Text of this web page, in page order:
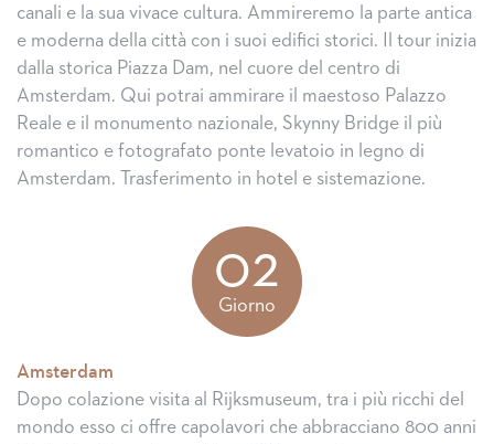
canali e la sua vivace cultura. Ammireremo la parte antica
e moderna della città con i suoi edifici storici. Il tour inizia
dalla storica Piazza Dam, nel cuore del centro di
Amsterdam. Qui potrai ammirare il maestoso Palazzo
Reale e il monumento nazionale, Skynny Bridge il più
romantico e fotografato ponte levatoio in legno di
Amsterdam. Trasferimento in hotel e sistemazione.
02
Giorno
Amsterdam
Dopo colazione visita al Rijksmuseum, tra i più ricchi del
mondo esso ci offre capolavori che abbracciano 800 anni